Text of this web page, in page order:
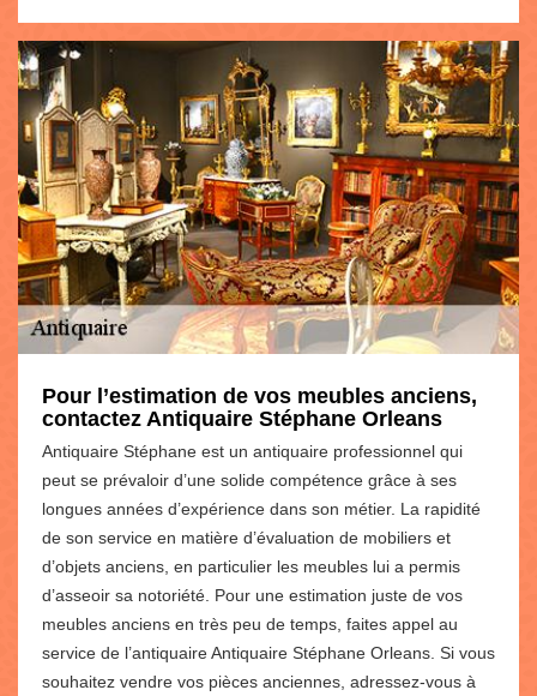
Pour l’estimation de vos meubles anciens,
contactez Antiquaire Stéphane Orleans
Antiquaire Stéphane est un antiquaire professionnel qui
peut se prévaloir d’une solide compétence grâce à ses
longues années d’expérience dans son métier. La rapidité
de son service en matière d’évaluation de mobiliers et
d’objets anciens, en particulier les meubles lui a permis
d’asseoir sa notoriété. Pour une estimation juste de vos
meubles anciens en très peu de temps, faites appel au
service de l’antiquaire Antiquaire Stéphane Orleans. Si vous
souhaitez vendre vos pièces anciennes, adressez-vous à